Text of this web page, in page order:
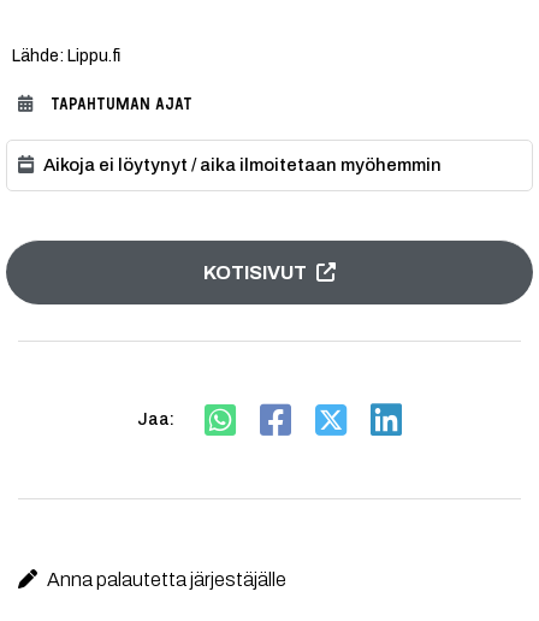
Lähde: Lippu.fi
TAPAHTUMAN AJAT
Aikoja ei löytynyt / aika ilmoitetaan myöhemmin
KOTISIVUT
Jaa:
Anna palautetta järjestäjälle